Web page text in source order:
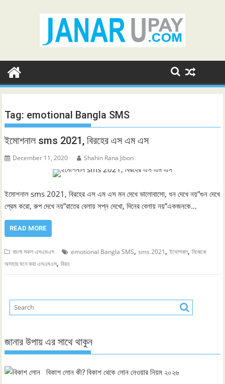
Tag: emotional Bangla SMS
ইমোশনাল sms 2021, বিরহের এস এম এস
December 11, 2020 Shahin Rana Jibon
ইমোশনাল sms 2021, বিরহের এস এম এস মন দেখে ভালোবাসো, ধন দেখে নয়”গুন দেখে
প্রেম করো, রুপ দেখে নয়”রাতের বেলায় সপ্ন দেখো, দিনের বেলায় নয়”একজনকে…
READ MORE
বাংলা সকল এসএমএস emotional Bangla SMS,sms 2021,ইমোশনাল,নিজেকে
অসহায় মনে করা এসএমএস,বিরহ
জানার উপায় এর সাথে থাকুন
বিকাশ লোন কী? বিকাশ থেকে লোন নেওয়ার নিয়ম ২০২৬